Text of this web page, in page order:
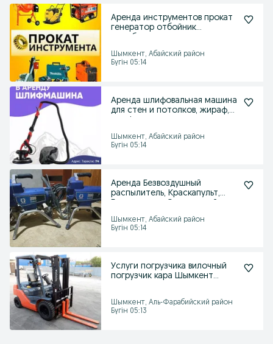
Аренда инструментов прокат
генератор отбойник
Шымкент, Абайский район
Бүгін 05:14
Аренда шлифовальная машина
для стен и потолков, жираф,
Шымкент, Абайский район
Бүгін 05:14
Аренда Безвоздушный
распылитель, Краскапульт,
Шымкент, Абайский район
Бүгін 05:14
Услуги погрузчика вилочный
погрузчик кара Шымкент
Шымкент, Аль-Фарабийский район
Бүгін 05:13